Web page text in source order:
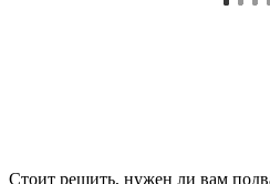
Стоит решить, нужен ли вам